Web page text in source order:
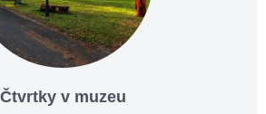
Čtvrtky v muzeu